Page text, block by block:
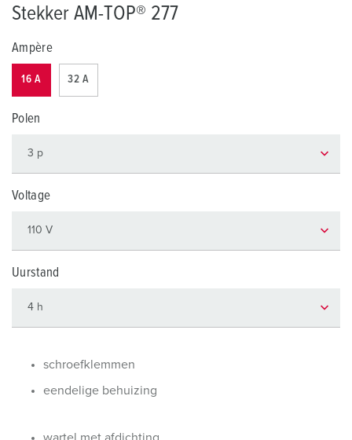
Stekker AM-TOP® 277
Ampère
16 A 32 A
Polen
Voltage
Uurstand
schroefklemmen
eendelige behuizing